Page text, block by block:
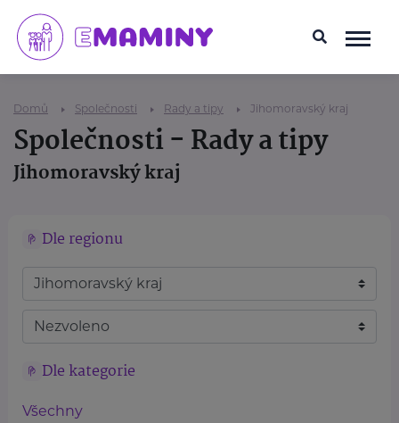
Domů Společnosti Rady a tipy Jihomoravský kraj
Společnosti - Rady a tipy
Jihomoravský kraj
Dle regionu
Dle kategorie
Všechny